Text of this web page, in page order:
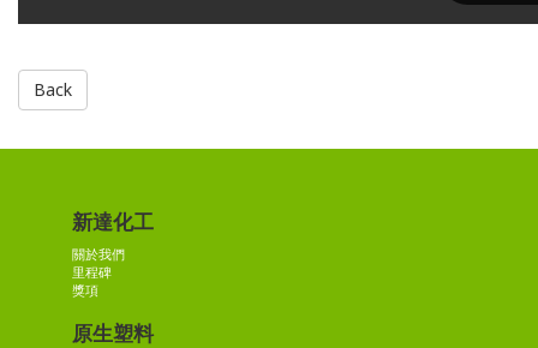
Back
新達化工
關於我們
里程碑
獎項
原生塑料